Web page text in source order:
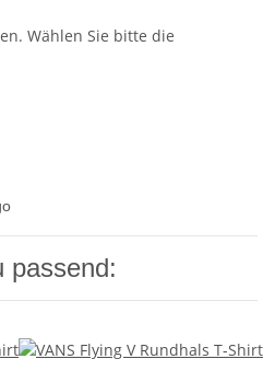
Wählen Sie bitte die
passend: